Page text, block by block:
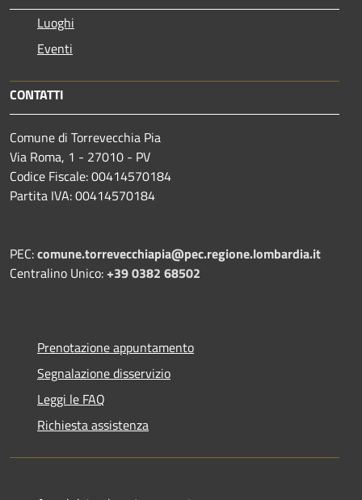
Luoghi
Eventi
CONTATTI
Comune di Torrevecchia Pia
Via Roma, 1 - 27010 - PV
Codice Fiscale: 00414570184
Partita IVA: 00414570184
PEC:comune.torrevecchiapia@pec.regione.lombardia.it
Centralino Unico:+39 0382 68502
Prenotazione appuntamento
Segnalazione disservizio
Leggi le FAQ
Richiesta assistenza